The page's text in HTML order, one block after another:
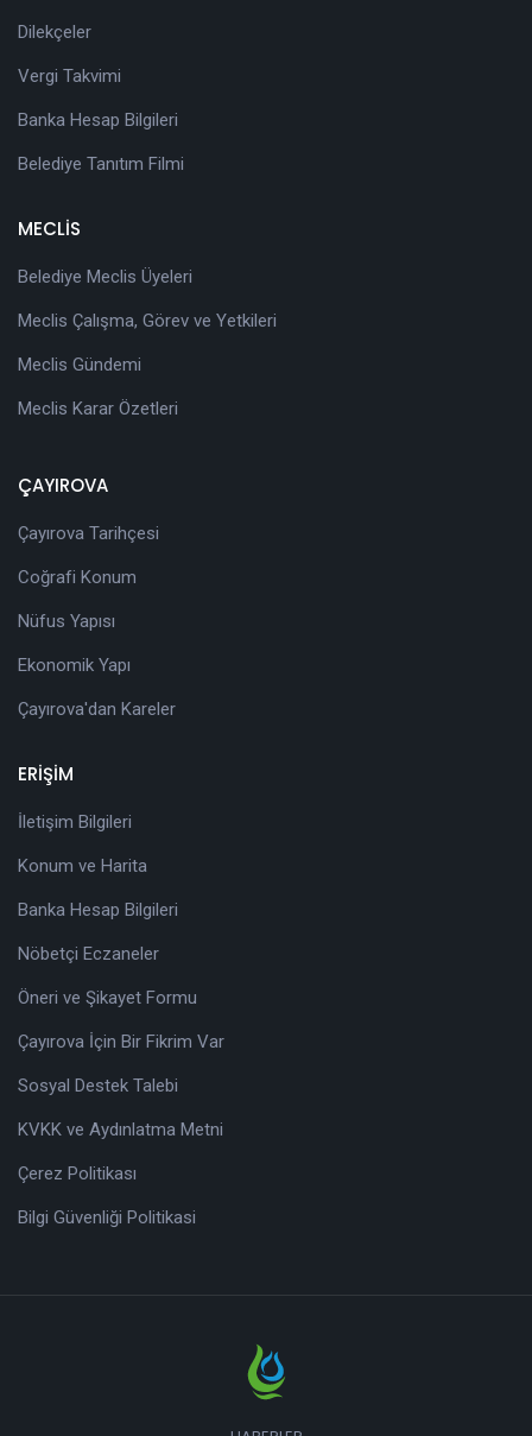
Dilekçeler
Vergi Takvimi
Banka Hesap Bilgileri
Belediye Tanıtım Filmi
MECLİS
Belediye Meclis Üyeleri
Meclis Çalışma, Görev ve Yetkileri
Meclis Gündemi
Meclis Karar Özetleri
ÇAYIROVA
Çayırova Tarihçesi
Coğrafi Konum
Nüfus Yapısı
Ekonomik Yapı
Çayırova'dan Kareler
ERİŞİM
İletişim Bilgileri
Konum ve Harita
Banka Hesap Bilgileri
Nöbetçi Eczaneler
Öneri ve Şikayet Formu
Çayırova İçin Bir Fikrim Var
Sosyal Destek Talebi
KVKK ve Aydınlatma Metni
Çerez Politikası
Bilgi Güvenliği Politikasi